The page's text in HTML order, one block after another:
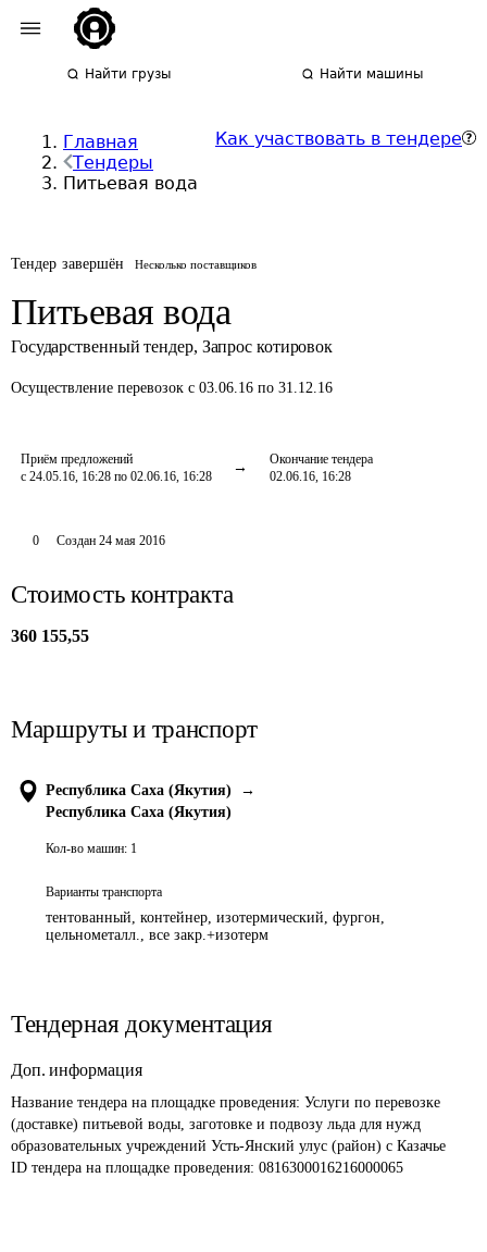
Найти грузы Найти машины
Главная
Тендеры
Питьевая вода
Как участвовать в тендере
Тендер завершён Несколько поставщиков
Питьевая вода
Государственный тендер, Запрос котировок
Осуществление перевозок с 03.06.16 по 31.12.16
Приём предложений
с 24.05.16, 16:28 по 02.06.16, 16:28
Окончание тендера
02.06.16, 16:28
0 Создан 24 мая 2016
Стоимость контракта
360 155,55
Маршруты и транспорт
Республика Саха (Якутия)
→
Республика Саха (Якутия)
Кол-во машин: 1
Варианты транспорта
тентованный, контейнер, изотермический, фургон,
цельнометалл., все закр.+изотерм
Тендерная документация
Доп. информация
Название тендера на площадке проведения: Услуги по перевозке
(доставке) питьевой воды, заготовке и подвозу льда для нужд
образовательных учреждений Усть-Янский улус (район) с Казачье
ID тендера на площадке проведения: 0816300016216000065